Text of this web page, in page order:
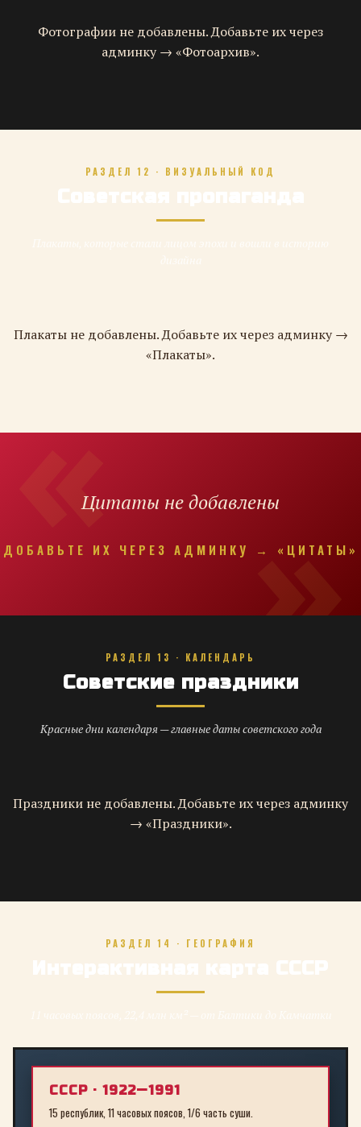
Фотографии не добавлены. Добавьте их через
админку → «Фотоархив».
РАЗДЕЛ 12 · ВИЗУАЛЬНЫЙ КОД
Советская пропаганда
Плакаты не добавлены. Добавьте их через админку →
«Плакаты».
Цитаты не добавлены
ДОБАВЬТЕ ИХ ЧЕРЕЗ АДМИНКУ → «ЦИТАТЫ»
РАЗДЕЛ 13 · КАЛЕНДАРЬ
Советские праздники
Красные дни календаря — главные даты советского года
Праздники не добавлены. Добавьте их через админку
→ «Праздники».
РАЗДЕЛ 14 · ГЕОГРАФИЯ
Интерактивная карта СССР
СССР · 1922—1991
15 республик, 11 часовых поясов, 1/6 часть суши.